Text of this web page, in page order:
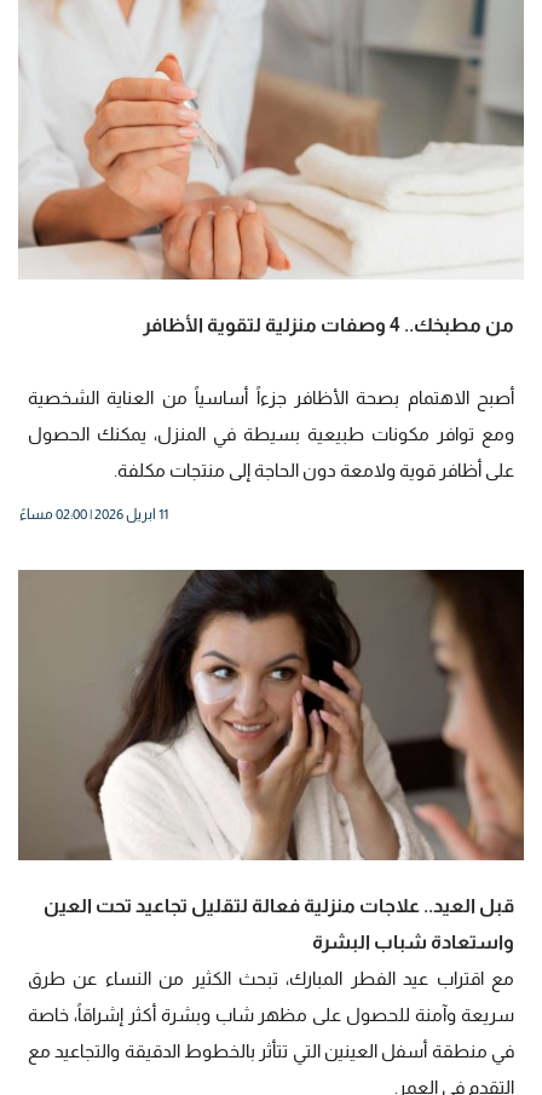
من مطبخك.. 4 وصفات منزلية لتقوية الأظافر
أصبح الاهتمام بصحة الأظافر جزءاً أساسياً من العناية الشخصية
ومع توافر مكونات طبيعية بسيطة في المنزل، يمكنك الحصول
على أظافر قوية ولامعة دون الحاجة إلى منتجات مكلفة.
11 ابريل 2026 | 02:00 مساءً
قبل العيد.. علاجات منزلية فعالة لتقليل تجاعيد تحت العين
واستعادة شباب البشرة
مع اقتراب عيد الفطر المبارك، تبحث الكثير من النساء عن طرق
سريعة وآمنة للحصول على مظهر شاب وبشرة أكثر إشراقاً، خاصة
في منطقة أسفل العينين التي تتأثر بالخطوط الدقيقة والتجاعيد مع
التقدم في العمر.